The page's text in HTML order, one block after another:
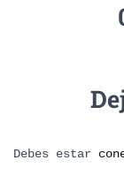
Debes estar